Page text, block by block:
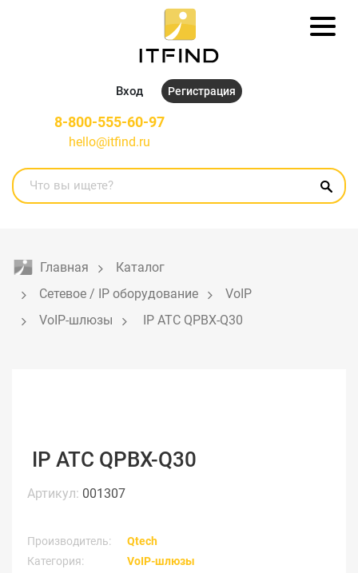
Вход Регистрация
8-800-555-60-97
hello@itfind.ru
Главная
Каталог
Сетевое / IP оборудование
VoIP
VoIP-шлюзы
IP АТС QPBX-Q30
IP АТС QPBX-Q30
Артикул: 001307
Производитель:
Qtech
Категория:
VoIP-шлюзы